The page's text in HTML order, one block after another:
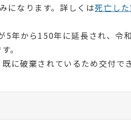
になります。詳しくは死亡し
年から150年に延長され、令
。
に破棄されているため交付で